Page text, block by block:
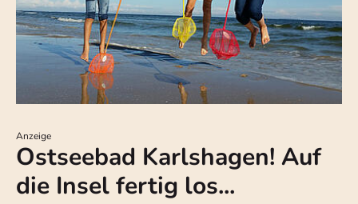
Anzeige
Ostseebad Karlshagen! Auf
die Insel fertig los...